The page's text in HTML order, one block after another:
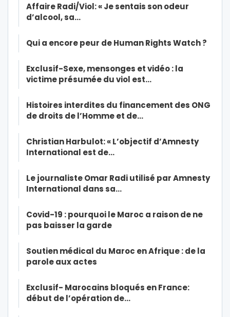
Affaire Radi/Viol: « Je sentais son odeur
d’alcool, sa…
Qui a encore peur de Human Rights Watch ?
Exclusif-Sexe, mensonges et vidéo : la
victime présumée du viol est…
Histoires interdites du financement des ONG
de droits de l’Homme et de…
Christian Harbulot: « L’objectif d’Amnesty
International est de…
Le journaliste Omar Radi utilisé par Amnesty
International dans sa…
Covid-19 : pourquoi le Maroc a raison de ne
pas baisser la garde
Soutien médical du Maroc en Afrique : de la
parole aux actes
Exclusif- Marocains bloqués en France:
début de l’opération de…